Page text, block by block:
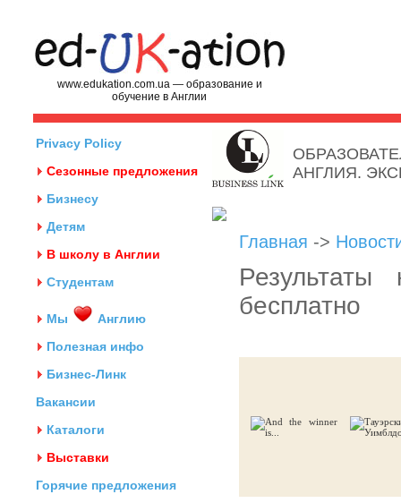
www.edukation.com.ua — образование и
обучение в Англии
Privacy Policy
Сезонные предложения
Бизнесу
Детям
В школу в Англии
Студентам
Мы
Англию
Полезная инфо
Бизнес-Линк
Вакансии
Каталоги
Выставки
Горячие предложения
АНГЛИЯ.
Главная ->
бесплатно